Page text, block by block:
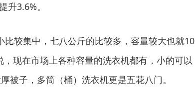
升3.6%。
较集中，七八公斤的比较多，容量较大也就10
现在市场上各种容量的洗衣机都有，小的可以
被子，多筒（桶）洗衣机更是五花八门。